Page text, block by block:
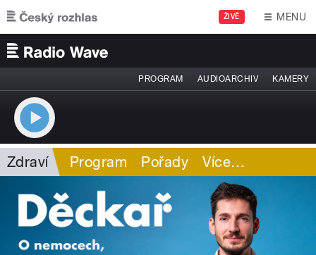
Přejít k hlavnímu obsahu
ŽIVĚ MENU
PROGRAM AUDIOARCHIV KAMERY
Zdraví Program Pořady Více…